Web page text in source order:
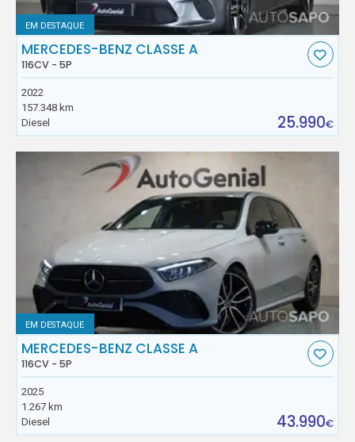
EM DESTAQUE
MERCEDES-BENZ CLASSE A
116CV - 5P
2022
157.348 km
Diesel
25.990€
EM DESTAQUE
MERCEDES-BENZ CLASSE A
116CV - 5P
2025
1.267 km
Diesel
43.990€